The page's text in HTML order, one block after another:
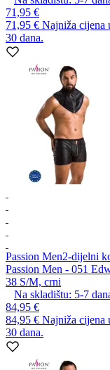
71,95 €
71,95 € Najniža cijena
30 dana.
Passion Men2-dijelni
Passion Men - 051
38 S/M, crni
Na skladištu: 5-7
84,95 €
84,95 € Najniža cijena
30 dana.